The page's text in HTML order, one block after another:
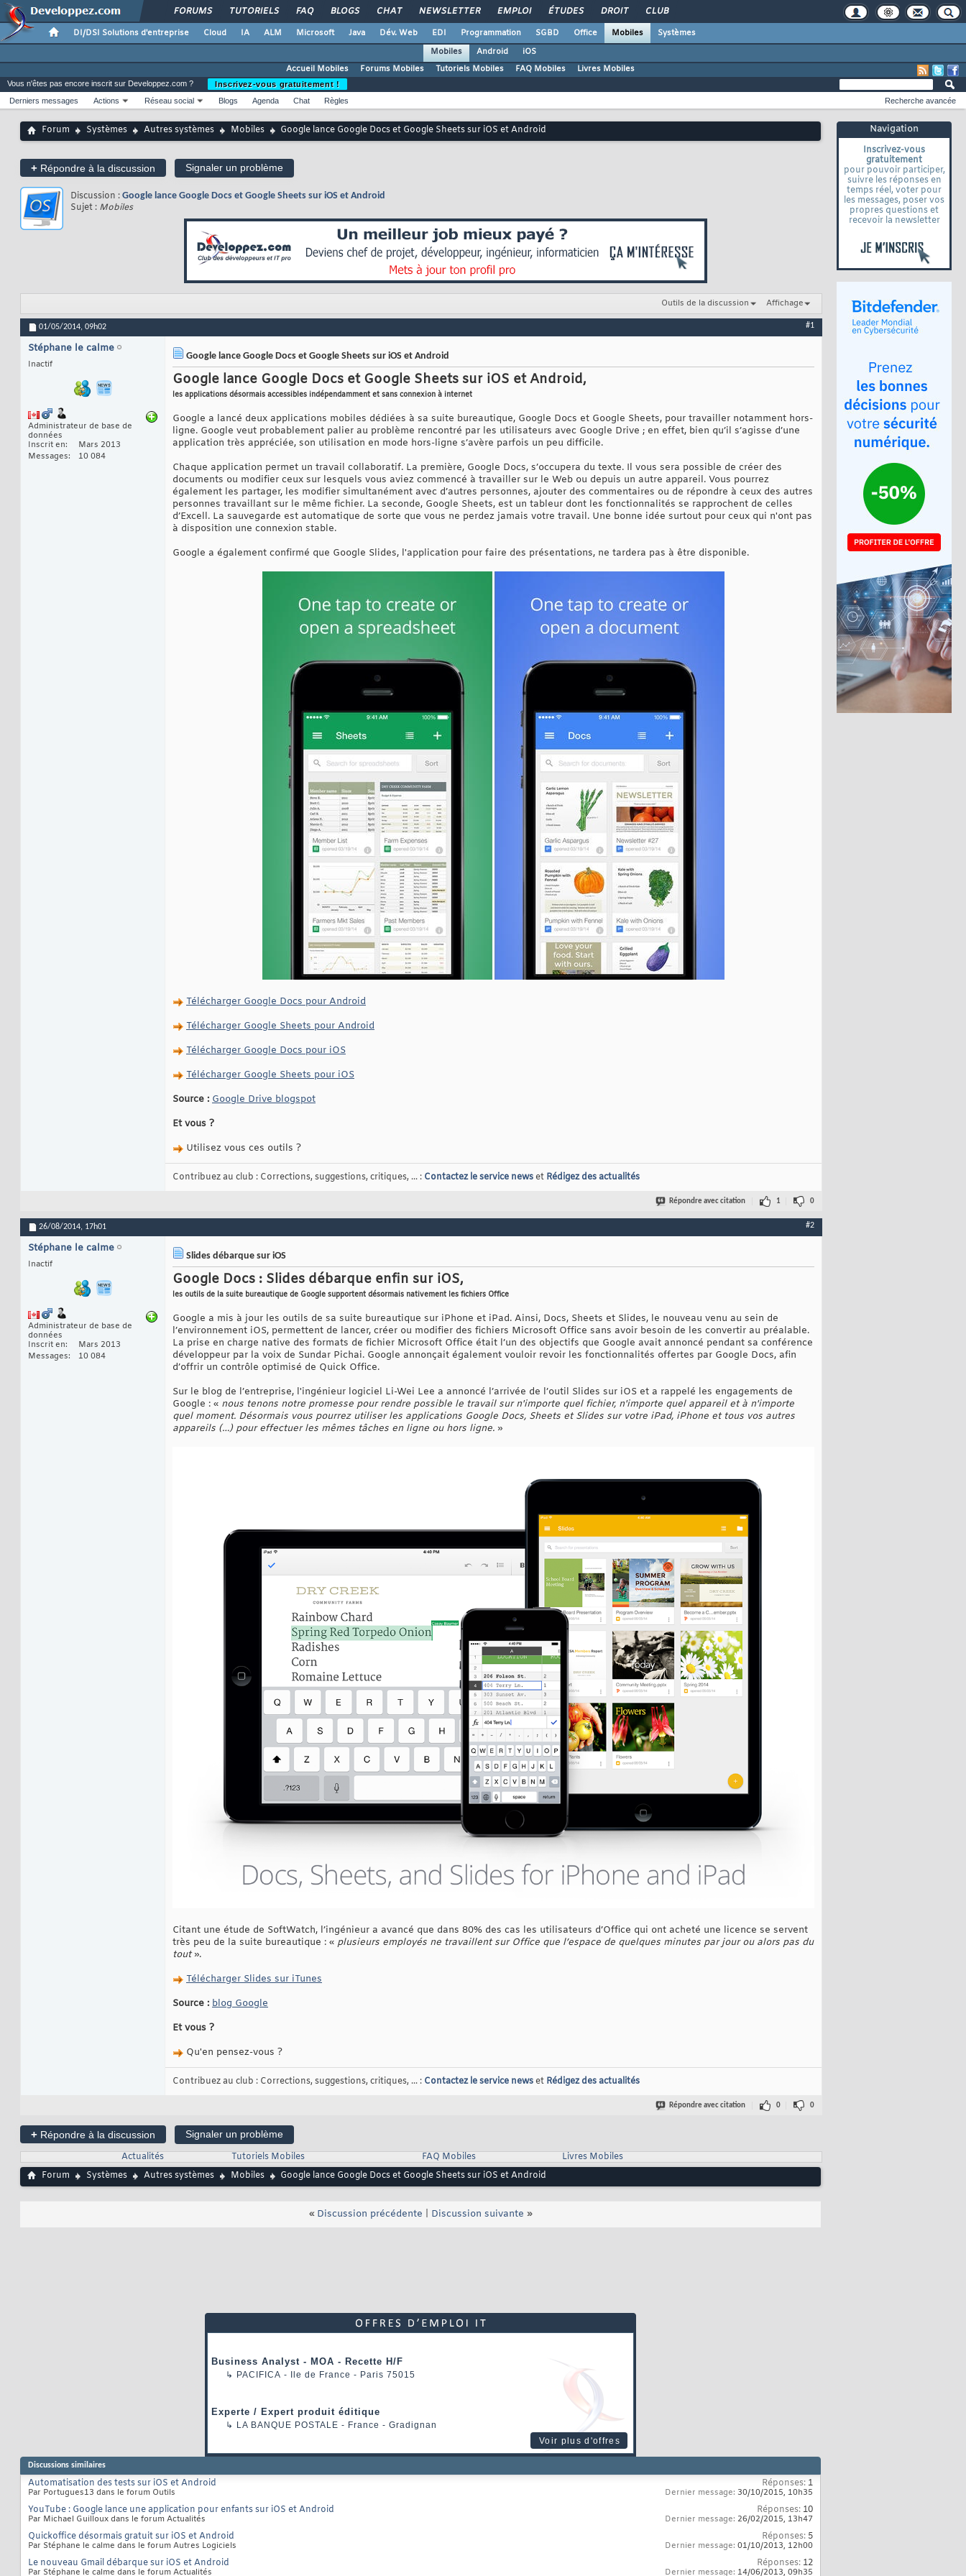
FORUMS TUTORIELS FAQ BLOGS CHAT NEWSLETTER EMPLOI ÉTUDES DROIT CLUB
DI/DSI Solutions d'entreprise Cloud IA ALM Microsoft Java Dév. Web EDI Programmation SGBD Office Mobiles
Systèmes
Mobiles
Android
iOS
Accueil Mobiles
Forums Mobiles Tutoriels Mobiles FAQ Mobiles Livres Mobiles
Navigation
Inscrivez-vous
gratuitement
pour pouvoir participer,
suivre les réponses en
temps réel, voter pour
les messages, poser vos
propres questions et
recevoir la newsletter
Vous n'êtes pas encore inscrit sur Developpez.com ?
Inscrivez-vous gratuitement !
Derniers messages
Actions Réseau social Blogs Agenda Chat Règles Recherche avancée
Forum Systèmes Autres systèmes Mobiles Google lance Google Docs et Google Sheets sur iOS et Android
+ Répondre à la discussion Signaler un problème
Discussion : Google lance Google Docs et Google Sheets sur iOS et Android
Sujet : Mobiles
Outils de la discussion Affichage
01/05/2014, 09h02 #1
Stéphane le calme
Inactif
Administrateur de base de
données
Inscrit en
Mars 2013
Messages
10 084
Google lance Google Docs et Google Sheets sur iOS et Android
Google lance Google Docs et Google Sheets sur iOS et Android,
les applications désormais accessibles indépendamment et sans connexion à internet
Google a lancé deux applications mobiles dédiées à sa suite bureautique, Google Docs et Google Sheets, pour travailler notamment hors-
ligne. Google veut probablement palier au problème rencontré par les utilisateurs avec Google Drive ; en effet, bien qu’il s’agisse d’une
application très appréciée, son utilisation en mode hors-ligne s’avère parfois un peu difficile.
Chaque application permet un travail collaboratif. La première, Google Docs, s’occupera du texte. Il vous sera possible de créer des
documents ou modifier ceux sur lesquels vous aviez commencé à travailler sur le Web ou depuis un autre appareil. Vous pourrez
également les partager, les modifier simultanément avec d’autres personnes, ajouter des commentaires ou de répondre à ceux des autres
personnes travaillant sur le même fichier. La seconde, Google Sheets, est un tableur dont les fonctionnalités se rapprochent de celles
d’Excell. La sauvegarde est automatique de sorte que vous ne perdez jamais votre travail. Une bonne idée surtout pour ceux qui n'ont pas
à disposition une connexion stable.
Google a également confirmé que Google Slides, l'application pour faire des présentations, ne tardera pas à être disponible.
Télécharger Google Docs pour Android
Télécharger Google Sheets pour Android
Télécharger Google Docs pour iOS
Télécharger Google Sheets pour iOS
Source : Google Drive blogspot
Et vous ?
Utilisez vous ces outils ?
Contribuez au club : Corrections, suggestions, critiques, ... : Contactez le service newset Rédigez des actualités
Répondre avec citation 1 0
26/08/2014, 17h01 #2
Stéphane le calme
Inactif
Administrateur de base de
données
Inscrit en
Mars 2013
Messages
10 084
Slides débarque sur iOS
Google Docs : Slides débarque enfin sur iOS,
les outils de la suite bureautique de Google supportent désormais nativement les fichiers Office
Google a mis à jour les outils de sa suite bureautique sur iPhone et iPad. Ainsi, Docs, Sheets et Slides, le nouveau venu au sein de
l’environnement iOS, permettent de lancer, créer ou modifier des fichiers Microsoft Office sans avoir besoin de les convertir au préalable.
La prise en charge native des formats de fichier Microsoft Office était l’un des objectifs que Google avait annoncé pendant sa conférence
développeur par la voix de Sundar Pichai. Google annonçait également vouloir revoir les fonctionnalités offertes par Google Docs, afin
d’offrir un contrôle optimisé de Quick Office.
Sur le blog de l’entreprise, l'ingénieur logiciel Li-Wei Lee a annoncé l’arrivée de l’outil Slides sur iOS et a rappelé les engagements de
Google : « nous tenons notre promesse pour rendre possible le travail sur n'importe quel fichier, n'importe quel appareil et à n'importe
quel moment. Désormais vous pourrez utiliser les applications Google Docs, Sheets et Slides sur votre iPad, iPhone et tous vos autres
appareils (…) pour effectuer les mêmes tâches en ligne ou hors ligne. »
Citant une étude de SoftWatch, l’ingénieur a avancé que dans 80% des cas les utilisateurs d’Office qui ont acheté une licence se servent
très peu de la suite bureautique : « plusieurs employés ne travaillent sur Office que l’espace de quelques minutes par jour ou alors pas du
tout».
Télécharger Slides sur iTunes
Source : blog Google
Et vous ?
Qu'en pensez-vous ?
Contribuez au club : Corrections, suggestions, critiques, ... : Contactez le service newset Rédigez des actualités
Répondre avec citation 0 0
+ Répondre à la discussion
Signaler un problème
Actualités
Tutoriels Mobiles FAQ Mobiles
Livres Mobiles
Forum
Systèmes Autres systèmes Mobiles Google lance Google Docs et Google Sheets sur iOS et Android
« Discussion précédente Discussion suivante »
Business Analyst - MOA - Recette H/F
↳ PACIFICA - Ile de France - Paris 75015
Experte / Expert produit éditique
↳ LA BANQUE POSTALE - France - Gradignan
Voir plus d'offres
Discussions similaires
Automatisation des tests sur iOS et Android
Par Portugues13 dans le forum Outils
Réponses: 1
Dernier message: 30/10/2015, 10h35
YouTube : Google lance une application pour enfants sur iOS et Android
Par Michael Guilloux dans le forum Actualités
Réponses: 10
Dernier message: 26/02/2015, 13h47
Quickoffice désormais gratuit sur iOS et Android
Par Stéphane le calme dans le forum Autres Logiciels
Réponses: 5
Dernier message: 01/10/2013, 12h00
Le nouveau Gmail débarque sur iOS et Android
Par Stéphane le calme dans le forum Actualités
Réponses: 12
Dernier message: 14/06/2013, 09h35